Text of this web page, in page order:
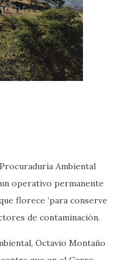
Ambiental
operativo permanente
florece ‘para conserve
de contaminación.
Octavio Montaño